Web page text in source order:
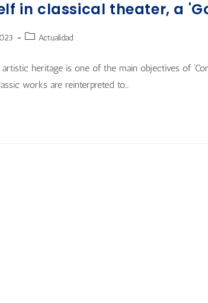
in classical theater, a
Actualidad
heritage is one of the main objectives of
works are reinterpreted to…